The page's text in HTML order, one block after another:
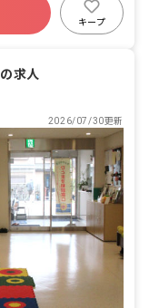
新卒も歓迎
キープ
の求人
2026/07/30更新